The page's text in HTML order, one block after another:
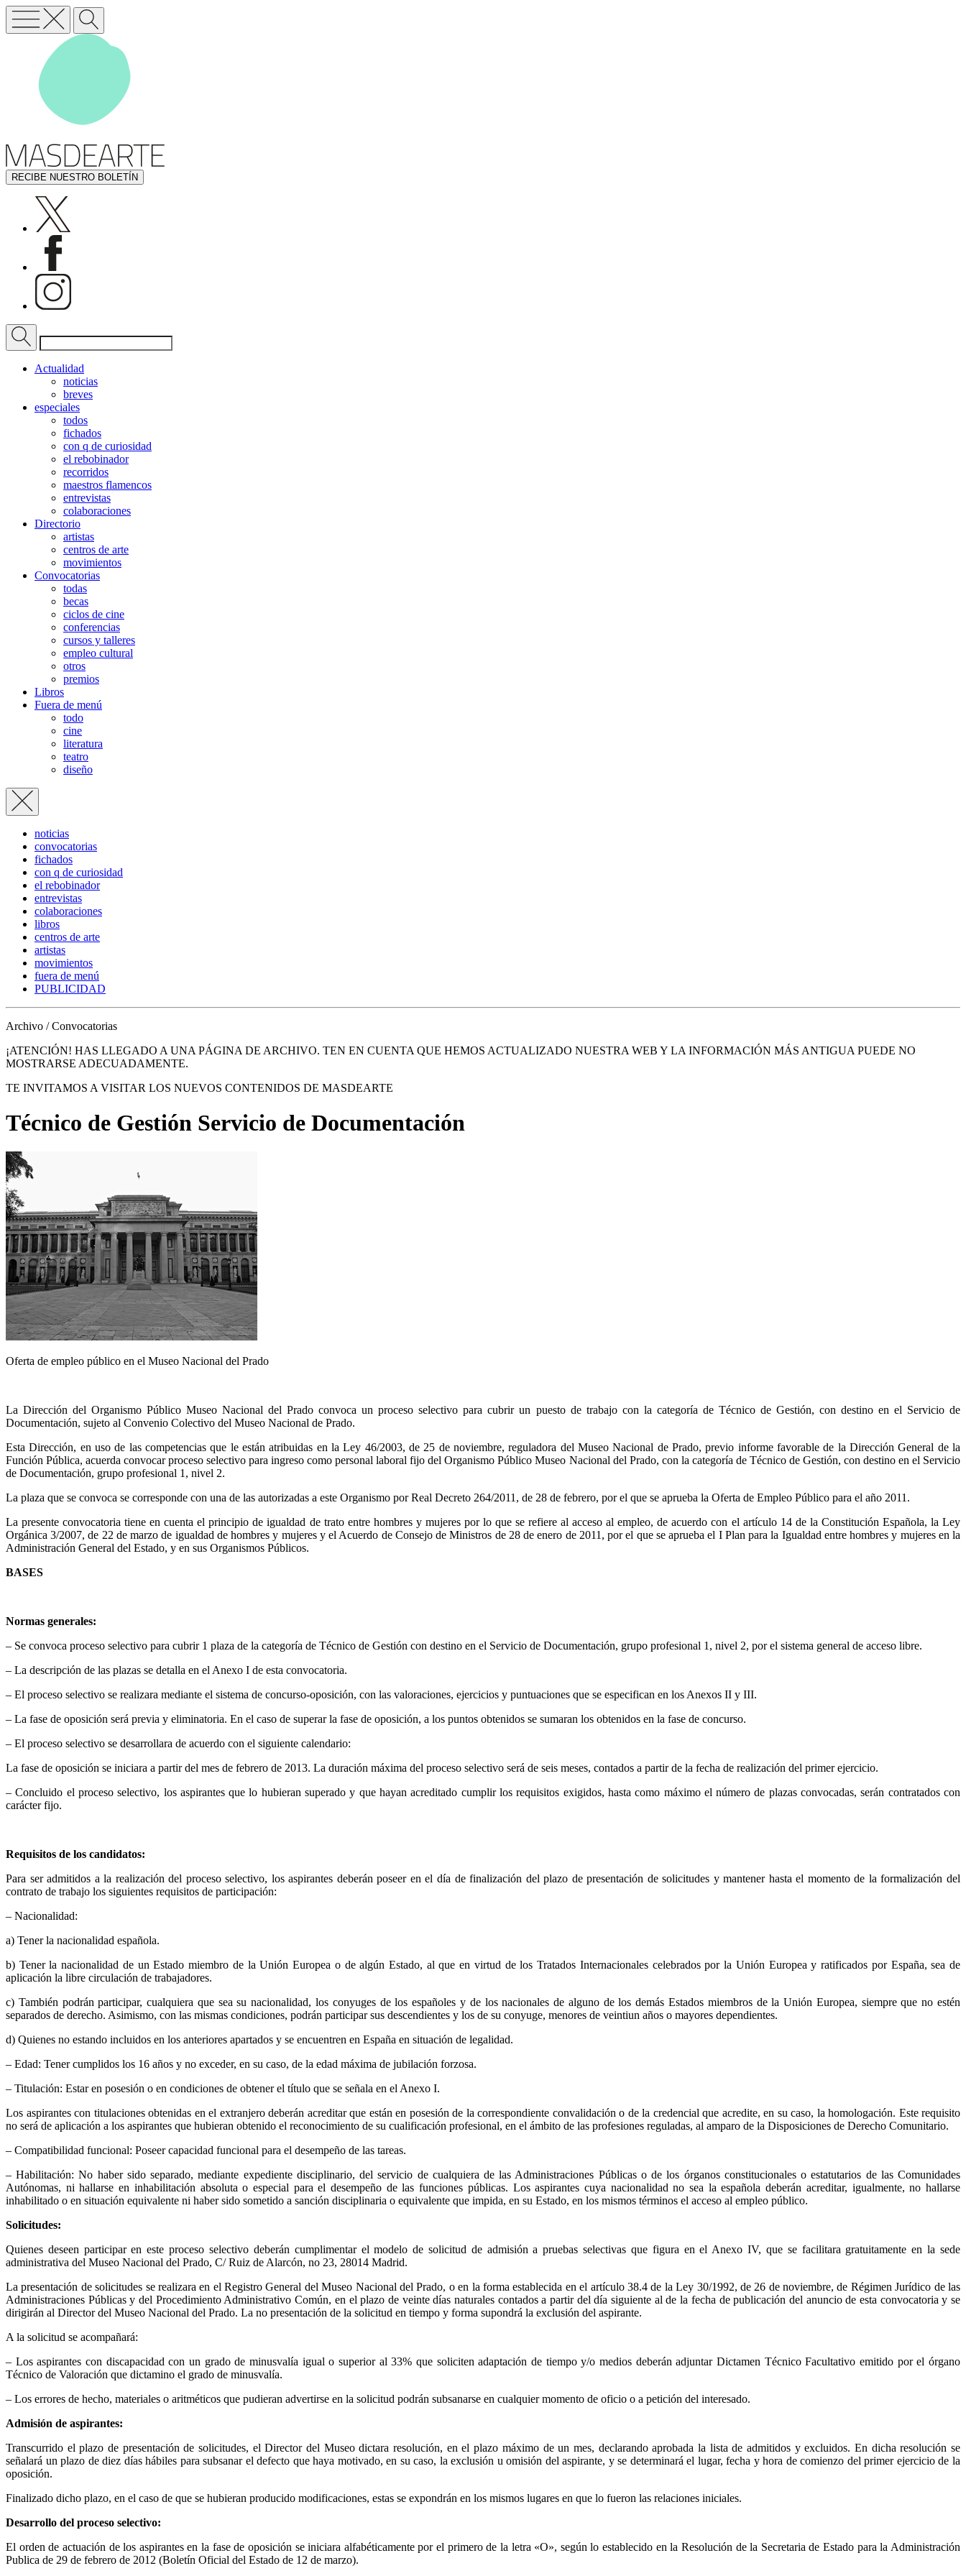
RECIBE NUESTRO BOLETÍN
Actualidad
noticias
breves
especiales
todos
fichados
con q de curiosidad
el rebobinador
recorridos
maestros flamencos
entrevistas
colaboraciones
Directorio
artistas
centros de arte
movimientos
Convocatorias
todas
becas
ciclos de cine
conferencias
cursos y talleres
empleo cultural
otros
premios
Libros
Fuera de menú
todo
cine
literatura
teatro
diseño
noticias
convocatorias
fichados
con q de curiosidad
el rebobinador
entrevistas
colaboraciones
libros
centros de arte
artistas
movimientos
fuera de menú
PUBLICIDAD
Archivo / Convocatorias
¡ATENCIÓN! HAS LLEGADO A UNA PÁGINA DE ARCHIVO. TEN EN CUENTA QUE HEMOS ACTUALIZADO NUESTRA WEB Y LA INFORMACIÓN MÁS ANTIGUA PUEDE NO
MOSTRARSE ADECUADAMENTE.
TE INVITAMOS A VISITAR LOS NUEVOS CONTENIDOS DE MASDEARTE
Técnico de Gestión Servicio de Documentación
Oferta de empleo público en el Museo Nacional del Prado
La Dirección del Organismo Público Museo Nacional del Prado convoca un proceso selectivo para cubrir un puesto de trabajo con la categoría de Técnico de Gestión, con destino en el Servicio de
Documentación, sujeto al Convenio Colectivo del Museo Nacional de Prado.
Esta Dirección, en uso de las competencias que le están atribuidas en la Ley 46/2003, de 25 de noviembre, reguladora del Museo Nacional de Prado, previo informe favorable de la Dirección General de la
Función Pública, acuerda convocar proceso selectivo para ingreso como personal laboral fijo del Organismo Público Museo Nacional del Prado, con la categoría de Técnico de Gestión, con destino en el Servicio
de Documentación, grupo profesional 1, nivel 2.
La plaza que se convoca se corresponde con una de las autorizadas a este Organismo por Real Decreto 264/2011, de 28 de febrero, por el que se aprueba la Oferta de Empleo Público para el año 2011.
La presente convocatoria tiene en cuenta el principio de igualdad de trato entre hombres y mujeres por lo que se refiere al acceso al empleo, de acuerdo con el artículo 14 de la Constitución Española, la Ley
Orgánica 3/2007, de 22 de marzo de igualdad de hombres y mujeres y el Acuerdo de Consejo de Ministros de 28 de enero de 2011, por el que se aprueba el I Plan para la Igualdad entre hombres y mujeres en la
Administración General del Estado, y en sus Organismos Públicos.
BASES
Normas generales:
– Se convoca proceso selectivo para cubrir 1 plaza de la categoría de Técnico de Gestión con destino en el Servicio de Documentación, grupo profesional 1, nivel 2, por el sistema general de acceso libre.
– La descripción de las plazas se detalla en el Anexo I de esta convocatoria.
– El proceso selectivo se realizara mediante el sistema de concurso-oposición, con las valoraciones, ejercicios y puntuaciones que se especifican en los Anexos II y III.
– La fase de oposición será previa y eliminatoria. En el caso de superar la fase de oposición, a los puntos obtenidos se sumaran los obtenidos en la fase de concurso.
– El proceso selectivo se desarrollara de acuerdo con el siguiente calendario:
La fase de oposición se iniciara a partir del mes de febrero de 2013. La duración máxima del proceso selectivo será de seis meses, contados a partir de la fecha de realización del primer ejercicio.
– Concluido el proceso selectivo, los aspirantes que lo hubieran superado y que hayan acreditado cumplir los requisitos exigidos, hasta como máximo el número de plazas convocadas, serán contratados con
carácter fijo.
Requisitos de los candidatos:
Para ser admitidos a la realización del proceso selectivo, los aspirantes deberán poseer en el día de finalización del plazo de presentación de solicitudes y mantener hasta el momento de la formalización del
contrato de trabajo los siguientes requisitos de participación:
– Nacionalidad:
a) Tener la nacionalidad española.
b) Tener la nacionalidad de un Estado miembro de la Unión Europea o de algún Estado, al que en virtud de los Tratados Internacionales celebrados por la Unión Europea y ratificados por España, sea de
aplicación la libre circulación de trabajadores.
c) También podrán participar, cualquiera que sea su nacionalidad, los conyuges de los españoles y de los nacionales de alguno de los demás Estados miembros de la Unión Europea, siempre que no estén
separados de derecho. Asimismo, con las mismas condiciones, podrán participar sus descendientes y los de su conyuge, menores de veintiun años o mayores dependientes.
d) Quienes no estando incluidos en los anteriores apartados y se encuentren en España en situación de legalidad.
– Edad: Tener cumplidos los 16 años y no exceder, en su caso, de la edad máxima de jubilación forzosa.
– Titulación: Estar en posesión o en condiciones de obtener el título que se señala en el Anexo I.
Los aspirantes con titulaciones obtenidas en el extranjero deberán acreditar que están en posesión de la correspondiente convalidación o de la credencial que acredite, en su caso, la homologación. Este requisito
no será de aplicación a los aspirantes que hubieran obtenido el reconocimiento de su cualificación profesional, en el ámbito de las profesiones reguladas, al amparo de la Disposiciones de Derecho Comunitario.
– Compatibilidad funcional: Poseer capacidad funcional para el desempeño de las tareas.
– Habilitación: No haber sido separado, mediante expediente disciplinario, del servicio de cualquiera de las Administraciones Públicas o de los órganos constitucionales o estatutarios de las Comunidades
Autónomas, ni hallarse en inhabilitación absoluta o especial para el desempeño de las funciones públicas. Los aspirantes cuya nacionalidad no sea la española deberán acreditar, igualmente, no hallarse
inhabilitado o en situación equivalente ni haber sido sometido a sanción disciplinaria o equivalente que impida, en su Estado, en los mismos términos el acceso al empleo público.
Solicitudes:
Quienes deseen participar en este proceso selectivo deberán cumplimentar el modelo de solicitud de admisión a pruebas selectivas que figura en el Anexo IV, que se facilitara gratuitamente en la sede
administrativa del Museo Nacional del Prado, C/ Ruiz de Alarcón, no 23, 28014 Madrid.
La presentación de solicitudes se realizara en el Registro General del Museo Nacional del Prado, o en la forma establecida en el artículo 38.4 de la Ley 30/1992, de 26 de noviembre, de Régimen Jurídico de las
Administraciones Públicas y del Procedimiento Administrativo Común, en el plazo de veinte días naturales contados a partir del día siguiente al de la fecha de publicación del anuncio de esta convocatoria y se
dirigirán al Director del Museo Nacional del Prado. La no presentación de la solicitud en tiempo y forma supondrá la exclusión del aspirante.
A la solicitud se acompañará:
– Los aspirantes con discapacidad con un grado de minusvalía igual o superior al 33% que soliciten adaptación de tiempo y/o medios deberán adjuntar Dictamen Técnico Facultativo emitido por el órgano
Técnico de Valoración que dictamino el grado de minusvalía.
– Los errores de hecho, materiales o aritméticos que pudieran advertirse en la solicitud podrán subsanarse en cualquier momento de oficio o a petición del interesado.
Admisión de aspirantes:
Transcurrido el plazo de presentación de solicitudes, el Director del Museo dictara resolución, en el plazo máximo de un mes, declarando aprobada la lista de admitidos y excluidos. En dicha resolución se
señalará un plazo de diez días hábiles para subsanar el defecto que haya motivado, en su caso, la exclusión u omisión del aspirante, y se determinará el lugar, fecha y hora de comienzo del primer ejercicio de la
oposición.
Finalizado dicho plazo, en el caso de que se hubieran producido modificaciones, estas se expondrán en los mismos lugares en que lo fueron las relaciones iniciales.
Desarrollo del proceso selectivo:
El orden de actuación de los aspirantes en la fase de oposición se iniciara alfabéticamente por el primero de la letra «O», según lo establecido en la Resolución de la Secretaria de Estado para la Administración
Publica de 29 de febrero de 2012 (Boletín Oficial del Estado de 12 de marzo).